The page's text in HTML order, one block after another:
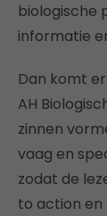
biologische
informatie
Dan komt
AH
zinnen
vaag en
zodat de
to action en